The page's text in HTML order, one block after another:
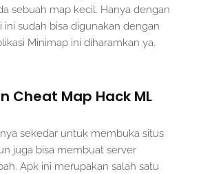
sebuah map kecil. Hanya dengan
ini sudah bisa digunakan dengan
Minimap ini diharamkan ya,
Cheat Map Hack ML
sekedar untuk membuka situs
juga bisa membuat server
Apk ini merupakan salah satu